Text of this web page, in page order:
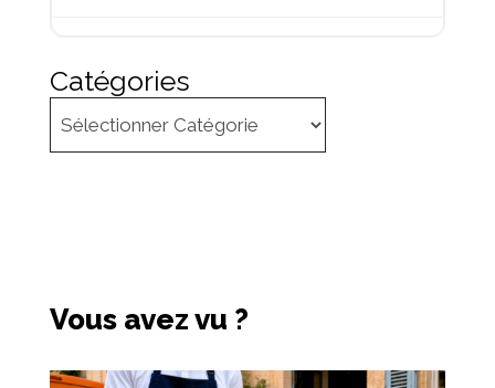
Catégories
Vous avez vu ?